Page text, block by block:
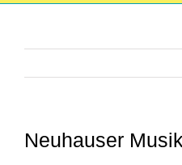
Neuhauser